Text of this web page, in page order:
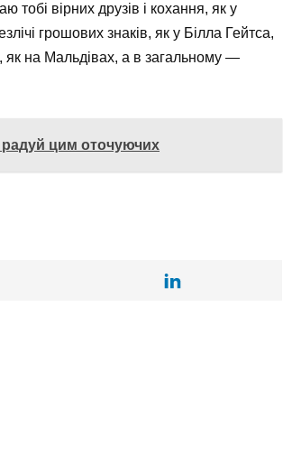
тобі вірних друзів і кохання, як у
грошових знаків, як у Білла Гейтса,
як на Мальдівах, а в загальному —
цим оточуючих